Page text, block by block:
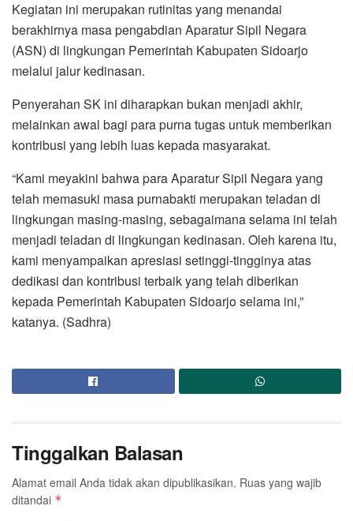
Kegiatan ini merupakan rutinitas yang menandai
berakhirnya masa pengabdian Aparatur Sipil Negara
(ASN) di lingkungan Pemerintah Kabupaten Sidoarjo
melalui jalur kedinasan.
Penyerahan SK ini diharapkan bukan menjadi akhir,
melainkan awal bagi para purna tugas untuk memberikan
kontribusi yang lebih luas kepada masyarakat.
“Kami meyakini bahwa para Aparatur Sipil Negara yang
telah memasuki masa purnabakti merupakan teladan di
lingkungan masing-masing, sebagaimana selama ini telah
menjadi teladan di lingkungan kedinasan. Oleh karena itu,
kami menyampaikan apresiasi setinggi-tingginya atas
dedikasi dan kontribusi terbaik yang telah diberikan
kepada Pemerintah Kabupaten Sidoarjo selama ini,”
katanya. (Sadhra)
Tinggalkan Balasan
Alamat email Anda tidak akan dipublikasikan. Ruas yang wajib
ditandai *